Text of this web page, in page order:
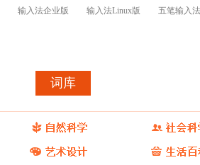
输入法企业版 输入法Linux版 五笔输入法
词库